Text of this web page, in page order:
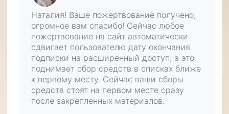
Наталия! Ваше пожертвование получено,
огромное вам спасибо! Сейчас любое
пожертвование на сайт автоматически
сдвигает пользователю дату окончания
подписки на расширенный доступ, а это
поднимает сбор средств в списках ближе
к первому месту. Сейчас ваши сборы
средств стоят на первом месте сразу
после закрепленных материалов.